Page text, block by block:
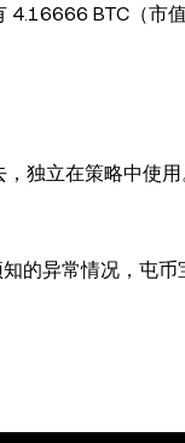
4.16666 BTC（市
独立在策略中使
的异常情况，屯币